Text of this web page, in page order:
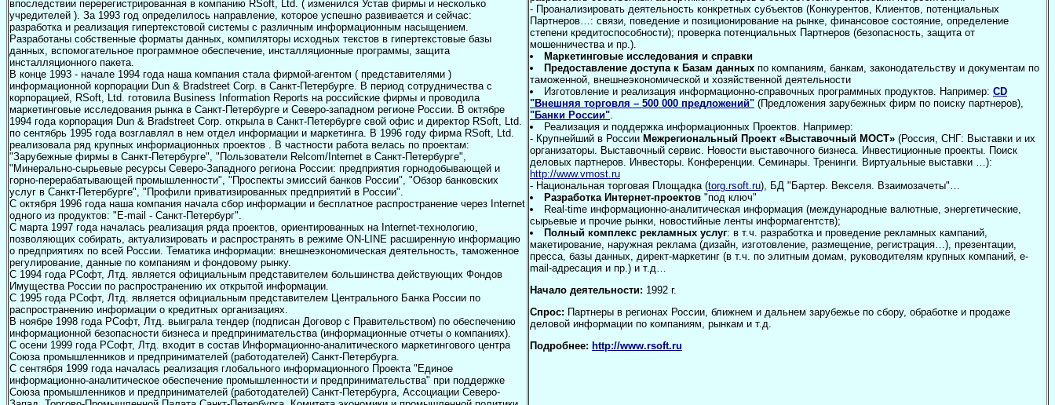
впоследствии перерегистрированная в компанию RSoft, Ltd. ( изменился Устав фирмы и несколько
учредителей ). За 1993 год определилось направление, которое успешно развивается и сейчас:
разработка и реализация гипертекстовой системы с различным информационным насыщением.
Разработаны собственные форматы данных, компиляторы исходных текстов в гипертекстовые базы
данных, вспомогательное программное обеспечение, инсталляционные программы, защита
инсталляционного пакета.
В конце 1993 - начале 1994 года наша компания стала фирмой-агентом ( представителями )
информационной корпорации Dun & Bradstreet Corp. в Санкт-Петербурге. В период сотрудничества с
корпорацией, RSoft, Ltd. готовила Business Information Reports на российские фирмы и проводила
маркетинговые исследования рынка в Санкт-Петербурге и Северо-западном регионе России. В октябре
1994 года корпорация Dun & Bradstreet Corp. открыла в Санкт-Петербурге свой офис и директор RSoft, Ltd.
по сентябрь 1995 года возглавлял в нем отдел информации и маркетинга. В 1996 году фирма RSoft, Ltd.
реализовала ряд крупных информационных проектов . В частности работа велась по проектам:
"Зарубежные фирмы в Санкт-Петербурге", "Пользователи Relcom/Internet в Санкт-Петербурге",
"Минерально-сырьевые ресурсы Северо-Западного региона России: предприятия горнодобывающей и
горно-перерабатывающей промышленности", "Проспекты эмиссий банков России", "Обзор банковских
услуг в Санкт-Петербурге", "Профили приватизированных предприятий в России".
С октября 1996 года наша компания начала сбор информации и бесплатное распространение через Internet
одного из продуктов: "E-mail - Санкт-Петербург".
С марта 1997 года началась реализация ряда проектов, ориентированных на Internet-технологию,
позволяющих собирать, актуализировать и распространять в режиме ON-LINE расширенную информацию
о предприятиях по всей России. Тематика информации: внешнеэкономическая деятельность, таможенное
регулирование, данные по компаниям и фондовому рынку.
С 1994 года РСофт, Лтд. является официальным представителем большинства действующих Фондов
Имущества России по распространению их открытой информации.
С 1995 года РСофт, Лтд. является официальным представителем Центрального Банка России по
распространению информации о кредитных организациях.
В ноябре 1998 года РСофт, Лтд. выиграла тендер (подписан Договор с Правительством) по обеспечению
информационной безопасности бизнеса и предпринимательства (информационные отчеты о компаниях).
С осени 1999 года РСофт, Лтд. входит в состав Информационно-аналитического маркетингового центра
Союза промышленников и предпринимателей (работодателей) Санкт-Петербурга.
С сентября 1999 года началась реализация глобального информационного Проекта "Единое
информационно-аналитическое обеспечение промышленности и предпринимательства" при поддержке
Союза промышленников и предпринимателей (работодателей) Cанкт-Петербурга, Ассоциации Северо-
- Проанализировать деятельность конкретных субъектов (Конкурентов, Клиентов, потенциальных
Партнеров…: связи, поведение и позиционирование на рынке, финансовое состояние, определение
степени кредитоспособности); проверка потенциальных Партнеров (безопасность, защита от
мошенничества и пр.).
Маркетинговые исследования и справки
Предоставление доступа к Базам данных по компаниям, банкам, законодательству и документам по
таможенной, внешнеэкономической и хозяйственной деятельности
Изготовление и реализация информационно-справочных программных продуктов. Например: CD
"Внешняя торговля – 500 000 предложений" (Предложения зарубежных фирм по поиску партнеров),
"Банки России".
Реализация и поддержка информационных Проектов. Например:
- Крупнейший в России Межрегиональный Проект «Выставочный МОСТ» (Россия, СНГ: Выставки и их
организаторы. Выставочный сервис. Новости выставочного бизнеса. Инвестиционные проекты. Поиск
деловых партнеров. Инвесторы. Конференции. Семинары. Тренинги. Виртуальные выставки …):
http://www.vmost.ru
- Национальная торговая Площадка (torg.rsoft.ru), БД "Бартер. Векселя. Взаимозачеты"…
Разработка Интернет-проектов "под ключ"
Real-time информационно-аналитическая информация (международные валютные, энергетические,
сырьевые и прочие рынки, новостийные ленты информагентств);
Полный комплекс рекламных услуг: в т.ч. разработка и проведение рекламных кампаний,
макетирование, наружная реклама (дизайн, изготовление, размещение, регистрация…), презентации,
пресса, базы данных, директ-маркетинг (в т.ч. по элитным домам, руководителям крупных компаний, e-
mail-адресация и пр.) и т.д…
Начало деятельности: 1992 г.
Спрос: Партнеры в регионах России, ближнем и дальнем зарубежье по сбору, обработке и продаже
деловой информации по компаниям, рынкам и т.д.
Подробнее: http://www.rsoft.ru